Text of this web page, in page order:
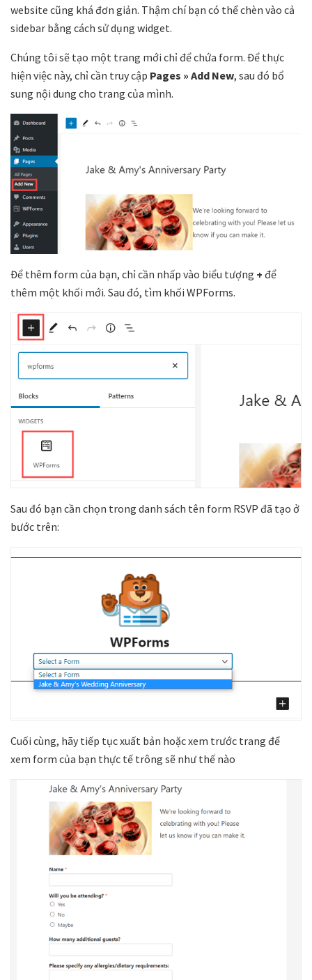
website cũng khá đơn giản. Thậm chí bạn có thể chèn vào cả
sidebar bằng cách sử dụng widget.
Chúng tôi sẽ tạo một trang mới chỉ để chứa form. Để thực
hiện việc này, chỉ cần truy cập Pages » Add New, sau đó bổ
sung nội dung cho trang của mình.
Để thêm form của bạn, chỉ cần nhấp vào biểu tượng + để
thêm một khối mới. Sau đó, tìm khối WPForms.
Sau đó bạn cần chọn trong danh sách tên form RSVP đã tạo ở
bước trên:
Cuối cùng, hãy tiếp tục xuất bản hoặc xem trước trang để
xem form của bạn thực tế trông sẽ như thế nào